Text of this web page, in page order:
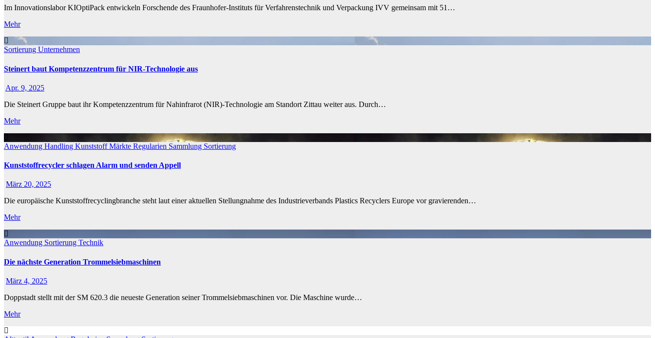
Im Innovationslabor KIOptiPack entwickeln Forschende des Fraunhofer-Instituts für Verfahrenstechnik und Verpackung IVV gemeinsam mit 51…
Mehr
Sortierung Unternehmen
Steinert baut Kompetenzzentrum für NIR-Technologie aus
Apr. 9, 2025
Die Steinert Gruppe baut ihr Kompetenzzentrum für Nahinfrarot (NIR)-Technologie am Standort Zittau weiter aus. Durch…
Mehr
Anwendung Handling KunststoffMärkte Regularien Sammlung Sortierung
Kunststoffrecycler schlagen Alarm und senden Appell
März 20, 2025
Die europäische Kunststoffrecyclingbranche steht laut einer aktuellen Stellungnahme des Industrieverbands Plastics Recyclers Europe vor gravierenden…
Mehr
Anwendung Sortierung Technik
Die nächste Generation Trommelsiebmaschinen
März 4, 2025
Doppstadt stellt mit der SM 620.3 die neueste Generation seiner Trommelsiebmaschinen vor. Die Maschine wurde…
Mehr